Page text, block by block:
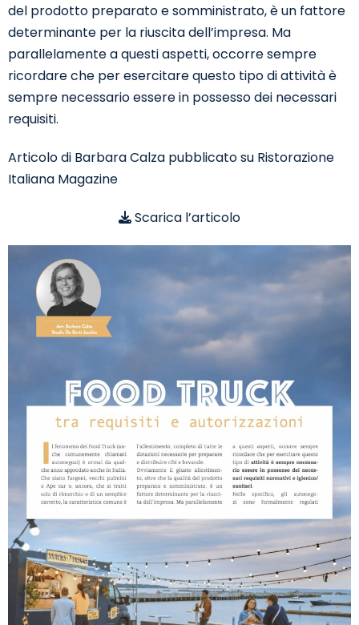
del prodotto preparato e somministrato, è un fattore
determinante per la riuscita dell’impresa. Ma
parallelamente a questi aspetti, occorre sempre
ricordare che per esercitare questo tipo di attività è
sempre necessario essere in possesso dei necessari
requisiti.
Articolo di Barbara Calza pubblicato su Ristorazione
Italiana Magazine
Scarica l’articolo